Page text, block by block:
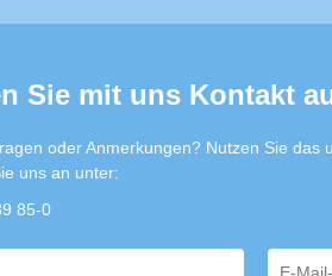
Sie mit uns Kontakt
oder Anmerkungen? Nutzen Sie das
uns an unter:
85-0